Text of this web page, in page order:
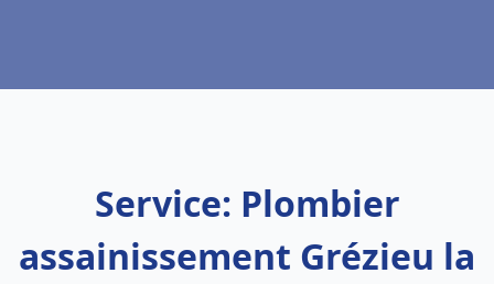
Service: Plombier
assainissement Grézieu la